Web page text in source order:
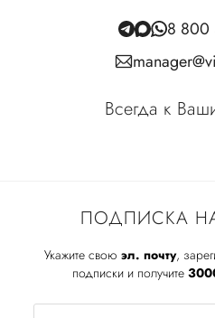
ПОДПИСКА
Укажите свою эл. почту,
подписки и получите
8 800
Всегда к